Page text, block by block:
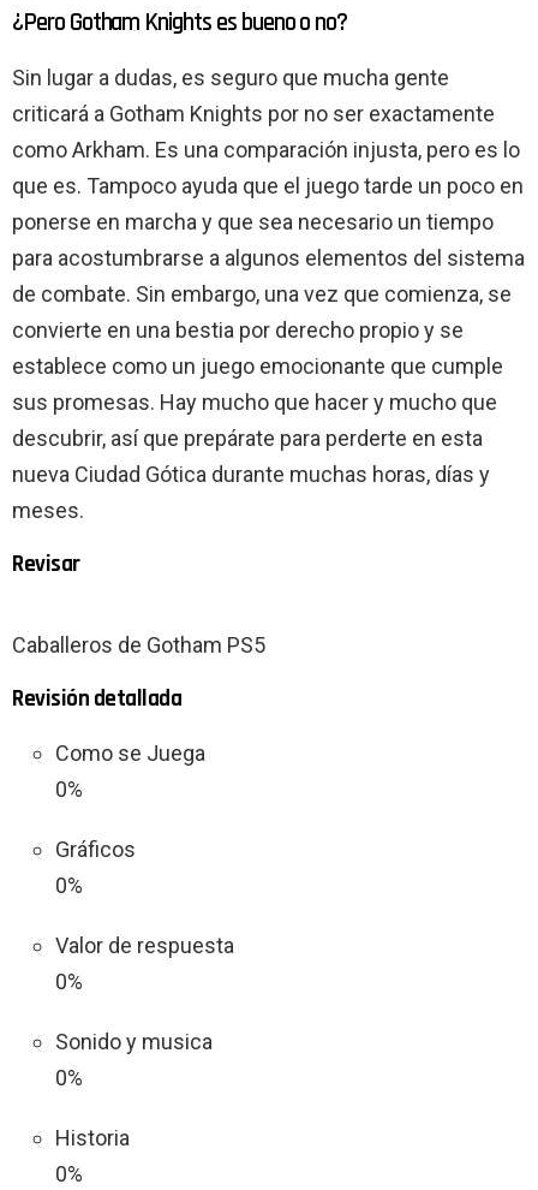
¿Pero Gotham Knights es bueno o no?
Sin lugar a dudas, es seguro que mucha gente
criticará a Gotham Knights por no ser exactamente
como Arkham. Es una comparación injusta, pero es lo
que es. Tampoco ayuda que el juego tarde un poco en
ponerse en marcha y que sea necesario un tiempo
para acostumbrarse a algunos elementos del sistema
de combate. Sin embargo, una vez que comienza, se
convierte en una bestia por derecho propio y se
establece como un juego emocionante que cumple
sus promesas. Hay mucho que hacer y mucho que
descubrir, así que prepárate para perderte en esta
nueva Ciudad Gótica durante muchas horas, días y
meses.
Revisar
Caballeros de Gotham PS5
Revisión detallada
Como se Juega
0%
Gráficos
0%
Valor de respuesta
0%
Sonido y musica
0%
Historia
0%